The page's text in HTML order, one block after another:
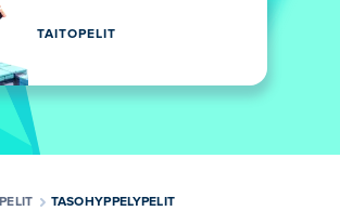
TAITOPELIT
PELIT TASOHYPPELYPELIT